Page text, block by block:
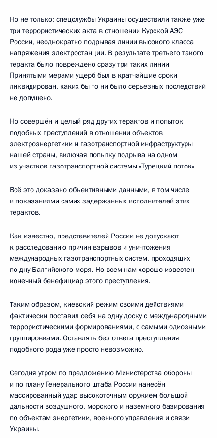
Но не только: спецслужбы Украины осуществили также уже
три террористических акта в отношении Курской АЭС
России, неоднократно подрывая линии высокого класса
напряжения электростанции. В результате третьего такого
теракта было повреждено сразу три таких линии.
Принятыми мерами ущерб был в кратчайшие сроки
ликвидирован, каких бы то ни было серьёзных последствий
не допущено.
Но совершён и целый ряд других терактов и попыток
подобных преступлений в отношении объектов
электроэнергетики и газотранспортной инфраструктуры
нашей страны, включая попытку подрыва на одном
из участков газотранспортной системы «Турецкий поток».
Всё это доказано объективными данными, в том числе
и показаниями самих задержанных исполнителей этих
терактов.
Как известно, представителей России не допускают
к расследованию причин взрывов и уничтожения
международных газотранспортных систем, проходящих
по дну Балтийского моря. Но всем нам хорошо известен
конечный бенефициар этого преступления.
Таким образом, киевский режим своими действиями
фактически поставил себя на одну доску с международными
террористическими формированиями, с самыми одиозными
группировками. Оставлять без ответа преступления
подобного рода уже просто невозможно.
Сегодня утром по предложению Министерства обороны
и по плану Генерального штаба России нанесён
массированный удар высокоточным оружием большой
дальности воздушного, морского и наземного базирования
по объектам энергетики, военного управления и связи
Украины.